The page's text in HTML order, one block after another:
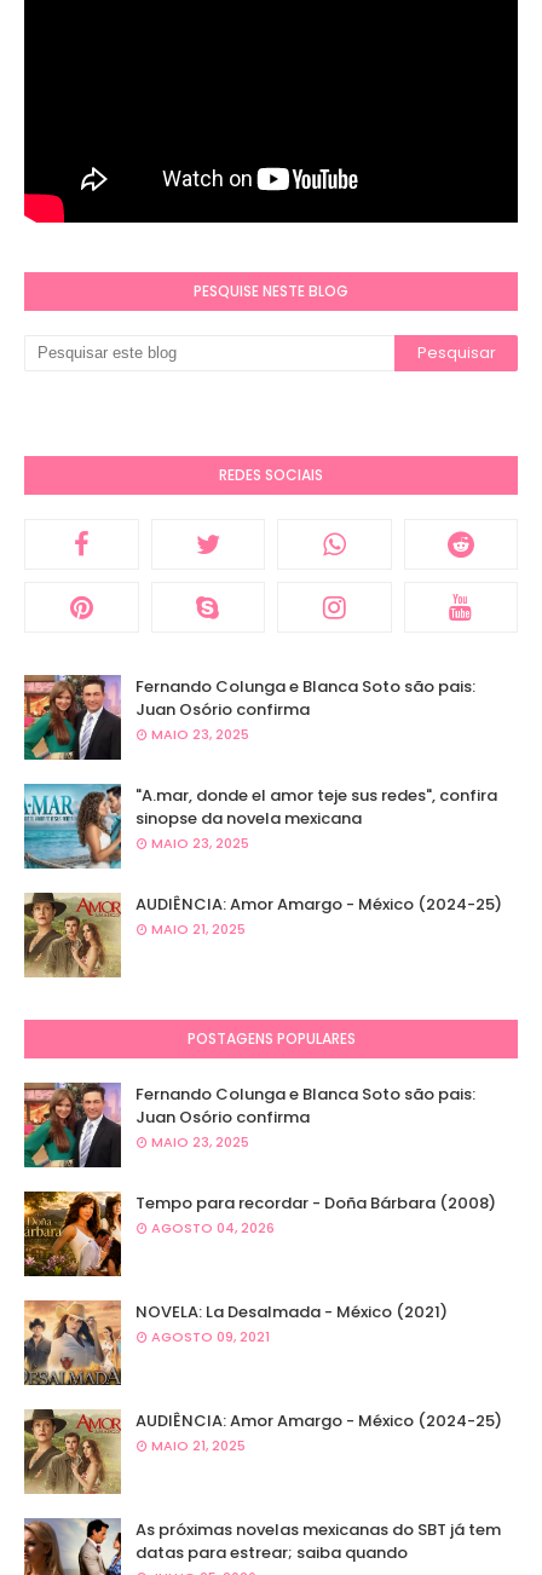
PESQUISE NESTE BLOG
REDES SOCIAIS
Fernando Colunga e Blanca Soto são pais:
Juan Osório confirma
MAIO 23, 2025
"A.mar, donde el amor teje sus redes", confira
sinopse da novela mexicana
MAIO 23, 2025
AUDIÊNCIA: Amor Amargo - México (2024-25)
MAIO 21, 2025
POSTAGENS POPULARES
Fernando Colunga e Blanca Soto são pais:
Juan Osório confirma
MAIO 23, 2025
Tempo para recordar - Doña Bárbara (2008)
AGOSTO 04, 2026
NOVELA: La Desalmada - México (2021)
AGOSTO 09, 2021
AUDIÊNCIA: Amor Amargo - México (2024-25)
MAIO 21, 2025
As próximas novelas mexicanas do SBT já tem
datas para estrear; saiba quando